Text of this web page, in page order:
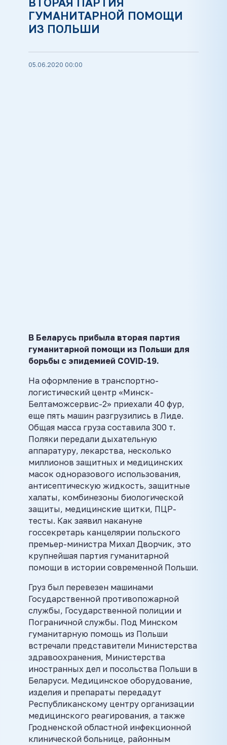
ГУМАНИТАРНОЙ ПОМОЩИ
ИЗ ПОЛЬШИ
05.06.2020 00:00
В Беларусь прибыла вторая партия
гуманитарной помощи из Польши для
борьбы с эпидемией COVID-19.
На оформление в транспортно-
логистический центр «Минск-
Белтаможсервис-2» приехали 40 фур,
еще пять машин разгрузились в Лиде.
Общая масса груза составила 300 т.
Поляки передали дыхательную
аппаратуру, лекарства, несколько
миллионов защитных и медицинских
масок одноразового использования,
антисептическую жидкость, защитные
халаты, комбинезоны биологической
защиты, медицинские щитки, ПЦР-
тесты. Как заявил накануне
госсекретарь канцелярии польского
премьер-министра Михал Дворчик, это
крупнейшая партия гуманитарной
помощи в истории современной Польши.
Груз был перевезен машинами
Государственной противопожарной
службы, Государственной полиции и
Пограничной службы. Под Минском
гуманитарную помощь из Польши
встречали представители Министерства
здравоохранения, Министерства
иностранных дел и посольства Польши в
Беларуси. Медицинское оборудование,
изделия и препараты передадут
Республиканскому центру организации
медицинского реагирования, а также
Гродненской областной инфекционной
клинической больнице, районным